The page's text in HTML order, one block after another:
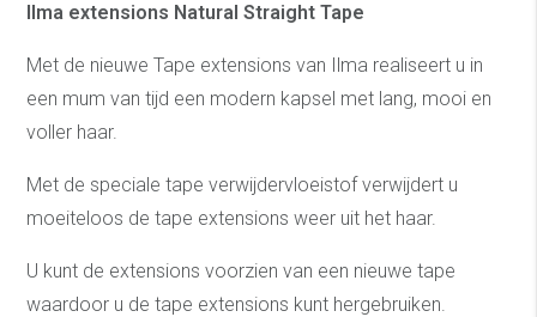
Ilma extensions Natural Straight Tape
Met de nieuwe Tape extensions van Ilma realiseert u in
een mum van tijd een modern kapsel met lang, mooi en
voller haar.
Met de speciale tape verwijdervloeistof verwijdert u
moeiteloos de tape extensions weer uit het haar.
U kunt de extensions voorzien van een nieuwe tape
waardoor u de tape extensions kunt hergebruiken.